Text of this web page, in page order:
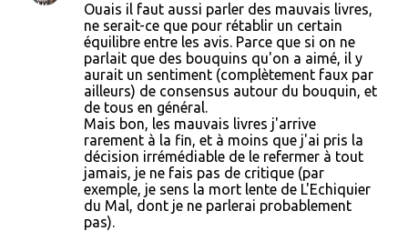
Ouais il faut aussi parler des mauvais livres,
ne serait-ce que pour rétablir un certain
équilibre entre les avis. Parce que si on ne
parlait que des bouquins qu'on a aimé, il y
aurait un sentiment (complètement faux par
ailleurs) de consensus autour du bouquin, et
de tous en général.
Mais bon, les mauvais livres j'arrive
rarement à la fin, et à moins que j'ai pris la
décision irrémédiable de le refermer à tout
jamais, je ne fais pas de critique (par
exemple, je sens la mort lente de L'Echiquier
du Mal, dont je ne parlerai probablement
pas).